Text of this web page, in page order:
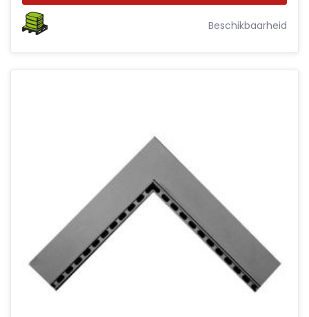
Beschikbaarheid